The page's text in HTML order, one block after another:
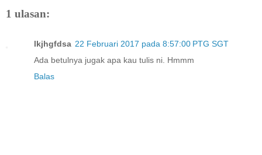
1 ulasan:
lkjhgfdsa 22 Februari 2017 pada 8:57:00 PTG SGT
Ada betulnya jugak apa kau tulis ni. Hmmm
Balas